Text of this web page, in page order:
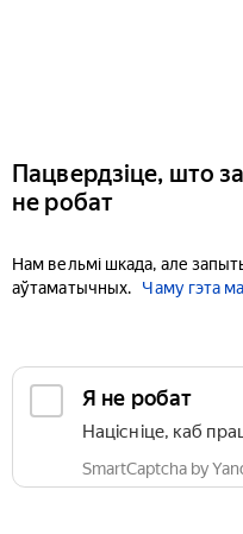
Пацвердзіце, што
не робат
Нам вельмі шкада, але
аўтаматычных.
Чаму гэта
Я не робат
Націсніце, каб
SmartCaptcha by